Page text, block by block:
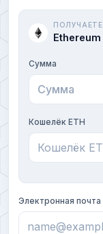
ПОЛУЧАЕТЕ
Ethereum
Сумма
Кошелёк ETH
Электронная почта